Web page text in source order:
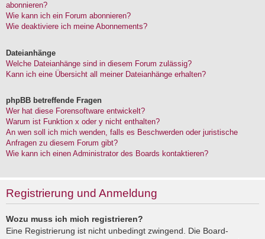
abonnieren?
Wie kann ich ein Forum abonnieren?
Wie deaktiviere ich meine Abonnements?
Dateianhänge
Welche Dateianhänge sind in diesem Forum zulässig?
Kann ich eine Übersicht all meiner Dateianhänge erhalten?
phpBB betreffende Fragen
Wer hat diese Forensoftware entwickelt?
Warum ist Funktion x oder y nicht enthalten?
An wen soll ich mich wenden, falls es Beschwerden oder juristische
Anfragen zu diesem Forum gibt?
Wie kann ich einen Administrator des Boards kontaktieren?
Registrierung und Anmeldung
Wozu muss ich mich registrieren?
Eine Registrierung ist nicht unbedingt zwingend. Die Board-